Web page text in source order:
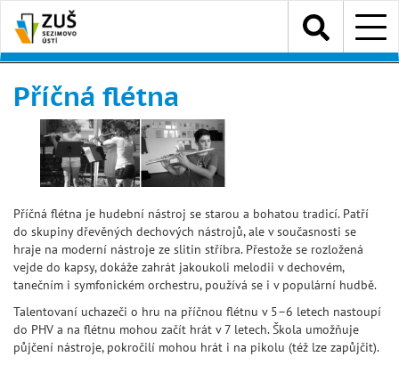
hlavnímu
obsahu
Menu
Příčná flétna
Příčná flétna je hudební nástroj se starou a bohatou tradicí. Patří
do skupiny dřevěných dechových nástrojů, ale v současnosti se
hraje na moderní nástroje ze slitin stříbra. Přestože se rozložená
vejde do kapsy, dokáže zahrát jakoukoli melodii v dechovém,
tanečním i symfonickém orchestru, používá se i v populární hudbě.
Talentovaní uchazeči o hru na příčnou flétnu v 5–6 letech nastoupí
do PHV a na flétnu mohou začít hrát v 7 letech. Škola umožňuje
půjčení nástroje, pokročilí mohou hrát i na pikolu (též lze zapůjčit).